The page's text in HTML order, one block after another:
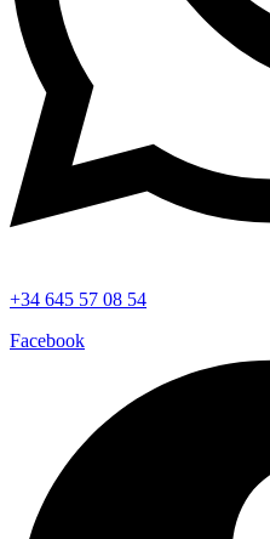
+34 645 57 08 54
Facebook